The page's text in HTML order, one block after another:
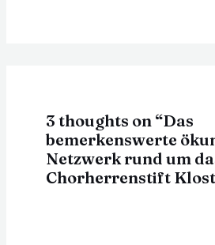
3 thoughts on “Das
bemerkenswerte
Netzwerk rund um
Chorherrenstift